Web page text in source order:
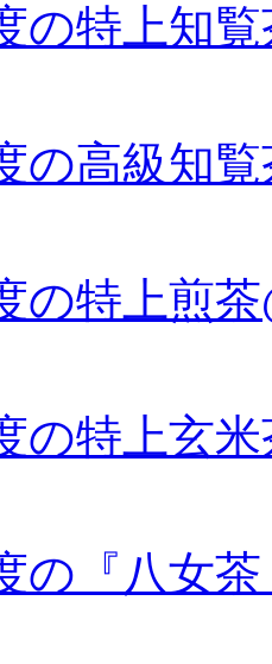
の特上知
の高級知
の特上煎
の特上玄
の『八女